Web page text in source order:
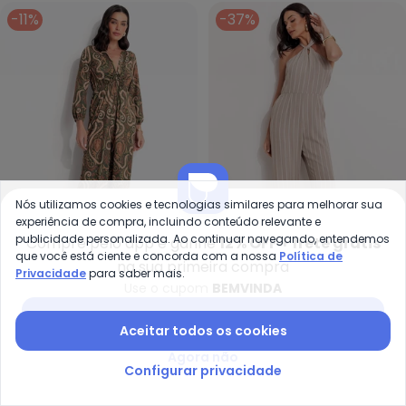
-11%
Quintess - Macacão
Verde) em Malha Fria
QUINTESS
A partir de R$ 159,99 R$ 179,99
ou R$ 31,99semjuros
-37%
em Poliéster
QUINTESS
R$ 156,99
ou5xdeR$ 31,39 juros
Compre pelo app e ganhe12% OFF + frete grátis
na sua primeira compra
Nós utilizamos cookies e tecnologias similares para melhorar sua
experiência de compra, incluindo conteúdo relevante e
publicidade personalizada. Ao continuar navegando, entendemos
que você está ciente e concorda com a nossa Política de
Privacidadepara saber mais.
Aceitar todos os cookies
Configurar privacidade